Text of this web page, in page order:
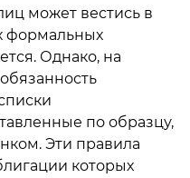
может вестись в
формальных
Однако, на
по образцу,
Эти правила
которых